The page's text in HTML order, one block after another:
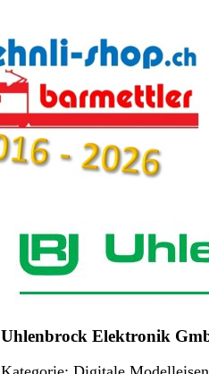
Uhlenbrock Elektronik